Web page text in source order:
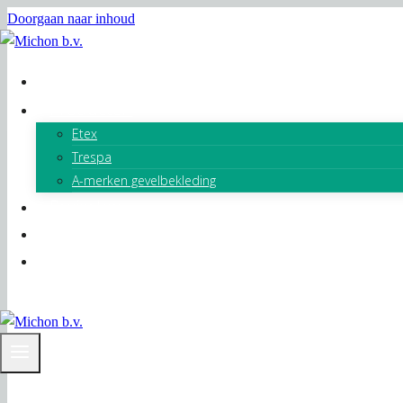
Doorgaan naar inhoud
Etex
Trespa
A-merken gevelbekleding